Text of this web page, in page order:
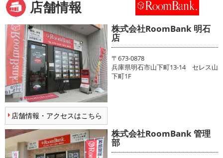
店舗情報
店舗情報・アクセスはこちら
株式会社RoomBank 明石
店
〒673-0878
兵庫県明石市山下町13-14 セレス山
下町1F
株式会社RoomBank 管理
部